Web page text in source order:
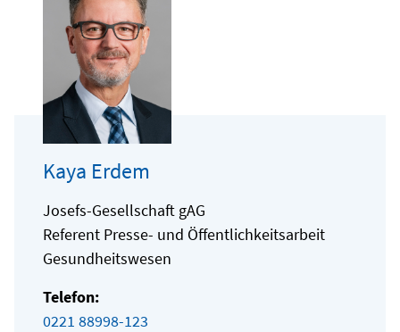
Kaya Erdem
Josefs-Gesellschaft gAG
Referent Presse- und Öffentlichkeitsarbeit
Gesundheitswesen
Telefon:
0221 88998-123